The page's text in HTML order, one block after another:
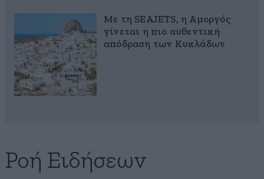
Με τη SEAJETS, η Αμοργός
γίνεται η πιο αυθεντική
απόδραση των Κυκλάδων
Ροή Ειδήσεων